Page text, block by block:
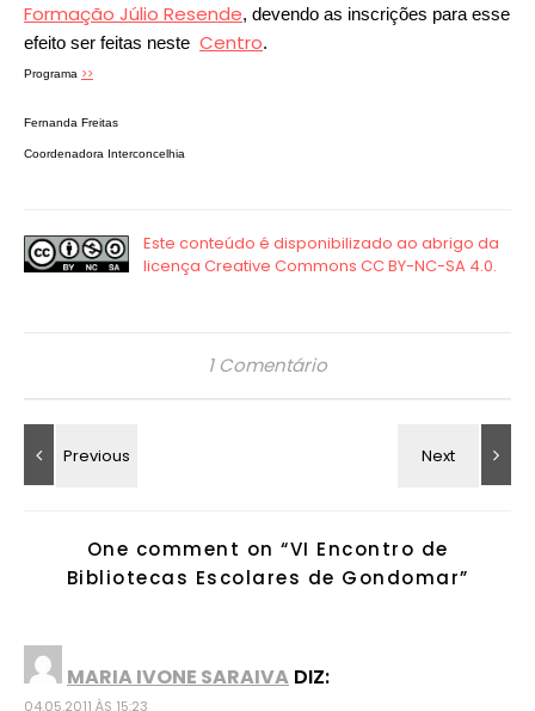
Formação Júlio Resende, devendo as inscrições para esse
efeito ser feitas neste Centro.
Programa >>
Fernanda Freitas
Coordenadora Interconcelhia
1 Comentário
One comment on “VI Encontro de
Bibliotecas Escolares de Gondomar”
MARIA IVONE SARAIVA DIZ:
04.05.2011 ÀS 15:23